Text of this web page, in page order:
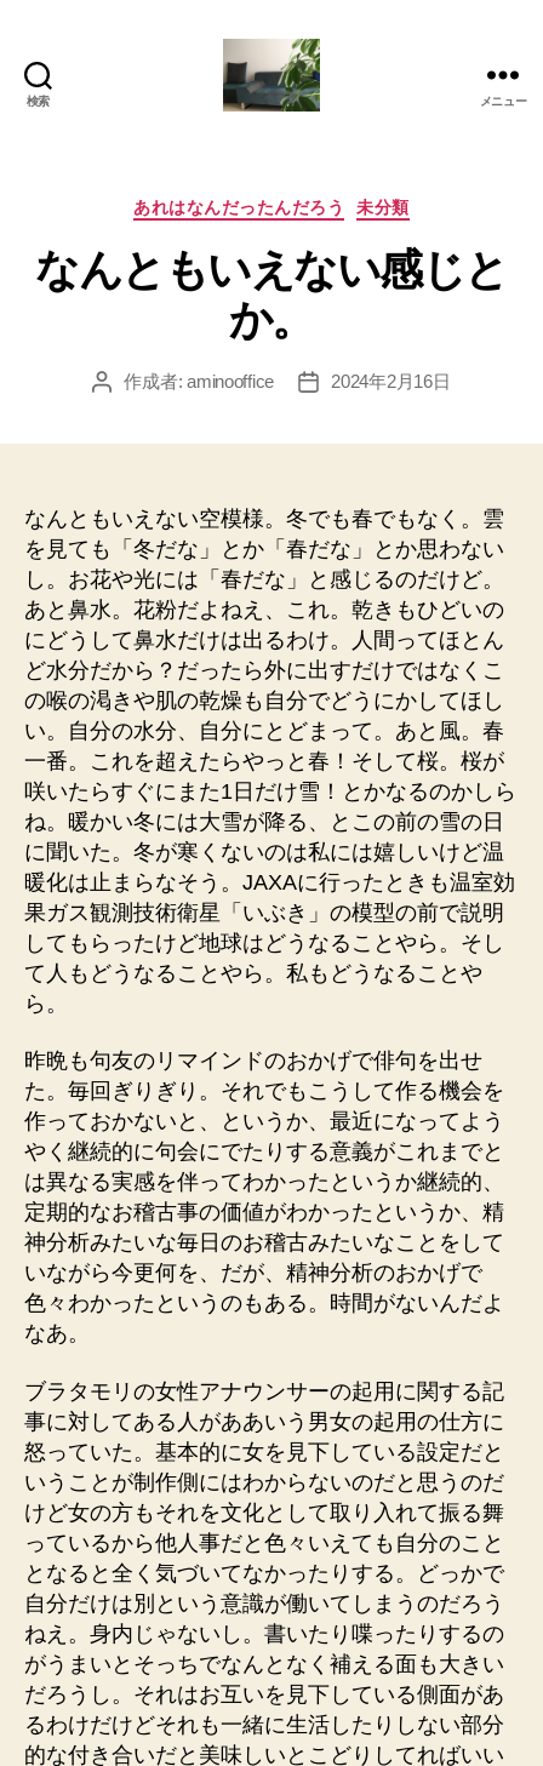
検索
美
か
も
あ
の
ロ
メニュー
カ
ゴ
リ
ー
あれはなんだったんだろう 未分類
なんともいえない感じと
か。
投
作成者:aminooffice
投
2024年2月16日
なんともいえない空模様。冬でも春でもなく。雲
を見ても「冬だな」とか「春だな」とか思わない
し。お花や光には「春だな」と感じるのだけど。
あと鼻水。花粉だよねえ、これ。乾きもひどいの
にどうして鼻水だけは出るわけ。人間ってほとん
ど水分だから？だったら外に出すだけではなくこ
の喉の渇きや肌の乾燥も自分でどうにかしてほし
い。自分の水分、自分にとどまって。あと風。春
一番。これを超えたらやっと春！そして桜。桜が
咲いたらすぐにまた1日だけ雪！とかなるのかしら
ね。暖かい冬には大雪が降る、とこの前の雪の日
に聞いた。冬が寒くないのは私には嬉しいけど温
暖化は止まらなそう。JAXAに行ったときも温室効
果ガス観測技術衛星「いぶき」の模型の前で説明
してもらったけど地球はどうなることやら。そし
て人もどうなることやら。私もどうなることや
ら。
昨晩も句友のリマインドのおかげで俳句を出せ
た。毎回ぎりぎり。それでもこうして作る機会を
作っておかないと、というか、最近になってよう
やく継続的に句会にでたりする意義がこれまでと
は異なる実感を伴ってわかったというか継続的、
定期的なお稽古事の価値がわかったというか、精
神分析みたいな毎日のお稽古みたいなことをして
いながら今更何を、だが、精神分析のおかげで
色々わかったというのもある。時間がないんだよ
なあ。
ブラタモリの女性アナウンサーの起用に関する記
事に対してある人がああいう男女の起用の仕方に
怒っていた。基本的に女を見下している設定だと
いうことが制作側にはわからないのだと思うのだ
けど女の方もそれを文化として取り入れて振る舞
っているから他人事だと色々いえても自分のこと
となると全く気づいてなかったりする。どっかで
自分だけは別という意識が働いてしまうのだろう
ねえ。身内じゃないし。書いたり喋ったりするの
がうまいとそっちでなんとなく補える面も大きい
だろうし。それはお互いを見下している側面があ
るわけだけどそれも一緒に生活したりしない部分
的な付き合いだと美味しいとこどりしてればいい